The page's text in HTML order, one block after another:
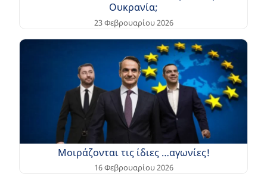
Ουκρανία;
23 Φεβρουαρίου 2026
Μοιράζονται τις ίδιες …αγωνίες!
16 Φεβρουαρίου 2026